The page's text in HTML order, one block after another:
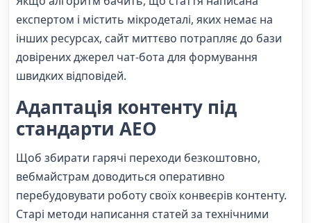
експертом і містить мікродеталі, яких немає на
інших ресурсах, сайт миттєво потрапляє до бази
довірених джерел чат-бота для формування
швидких відповідей.
Адаптація контенту під
стандарти AEO
Щоб збирати гарячі переходи безкоштовно,
вебмайстрам доводиться оперативно
перебудовувати роботу своїх конвеєрів контенту.
Старі методи написання статей за технічними